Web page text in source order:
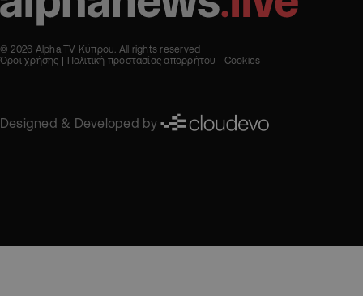
© 2026 Alpha TV Κύπρου. All rights reserved
Όροι χρήσης
Πολιτική προστασίας απορρήτου Cookies
Designed & Developed by